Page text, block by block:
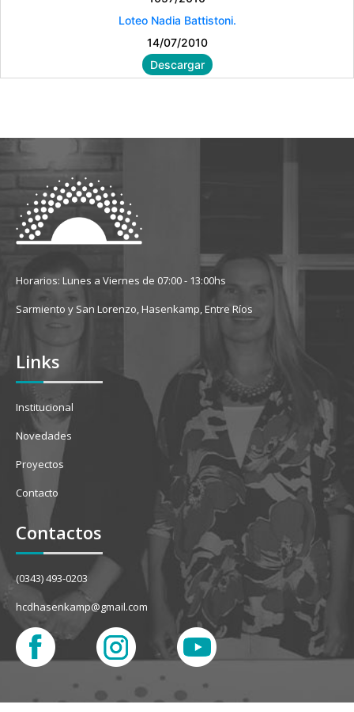
Loteo Nadia Battistoni.
14/07/2010
Descargar
Horarios: Lunes a Viernes de 07:00 - 13:00hs
Sarmiento y San Lorenzo, Hasenkamp, Entre Ríos
Links
Institucional
Novedades
Proyectos
Contacto
Contactos
(0343) 493-0203
hcdhasenkamp@gmail.com